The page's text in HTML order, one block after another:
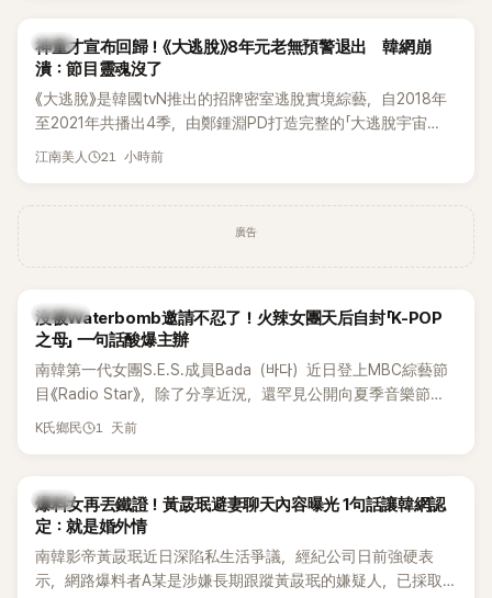
熱議。 2日播出的 SBS 綜藝節目《我的經紀人太難搞－秘書
鎮》，邀請同時兼顧工作與育兒的演藝圈代表「媽媽群」——李智
惠、李賢怡、李恩亨，以第13位「My Star」身分登場，分享最真
實的生活日常。 節目一開始，李瑞鎮 率先與李智惠會合，兩人
邊搭車邊聊天，氣氛輕鬆。聊到最近的新聞，李瑞鎮突然直球
發問：「妳不是上新聞了？說妳去做整形？是人中縮短手術嗎？」
惠也毫不閃躲，淡定接招，兩人鬥嘴默契十足。 話題接著一路
延燒到過去的爭議。李瑞鎮脫口補刀：「妳以前不是還在游泳池
當年情況，李智惠終於鬆口坦言，當時確實被質疑動過隆胸手
術。她回憶：「拍了比基尼照片之後，就開始被說是不是去隆乳
了。」為了澄清誤會，她只好親自站出來說清楚。 李智惠進一步
解釋，當時隆胸手術幾乎只有「腋下切開」一種方式，「所以我就
想，既然一直說我有做，那我乾脆把腋下給大家看，證明我根
召開了一場泳裝記者招待會。當時她穿著比基尼站在一排攝影
機前，面對媒體擺出各種姿勢，畫面至今仍被網友津津樂道。
這段為平息爭議、直接公開腋下畫面自證清白的往事再度被提
起，節目現場立刻充滿驚呼聲與笑聲，也再次讓人見識到她面
對流言時「豁出去」的直率性格。其實她過去也曾在 SBS 節目
韓星
神童才宣布回歸！《大逃脫》8年元老無預警退出 韓網崩
潰：節目靈魂沒了
《大逃脫》是韓國tvN推出的招牌密室逃脫實境綜藝，自2018年
至2021年共播出4季，由鄭鍾淵PD打造完整的「大逃脫宇宙
（DTCU）」，憑藉燒腦劇情、電影級場景與龐大世界觀，累積
江南美人 21 小時前
廣告
K-POP
沒被Waterbomb邀請不忍了！火辣女團天后自封「K-POP
之母」 一句話酸爆主辦
南韓第一代女團S.E.S.成員Bada（바다）近日登上MBC綜藝節
目《Radio Star》，除了分享近況，還罕見公開向夏季音樂節
Waterbomb喊話，笑稱自己至今從未受邀演出，更幽默表示：
K氏鄉民 1 天前
韓星
爆料女再丟鐵證！黃晸珉避妻聊天內容曝光 1句話讓韓網認
定：就是婚外情
南韓影帝黃晸珉近日深陷私生活爭議，經紀公司日前強硬表
示，網路爆料者A某是涉嫌長期跟蹤黃晸珉的嫌疑人，已採取